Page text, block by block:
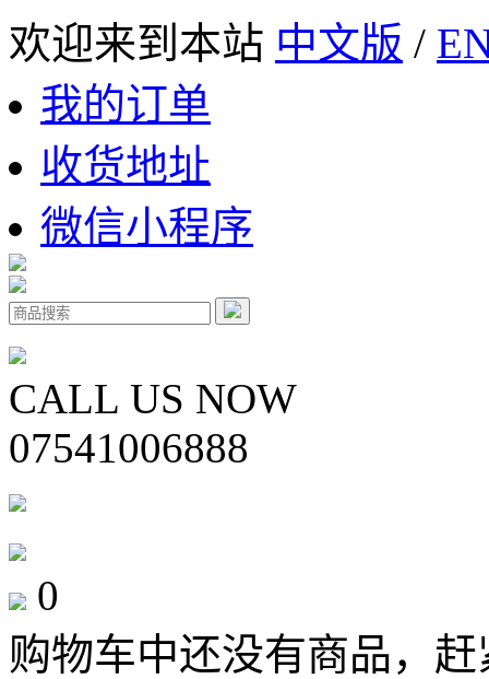
欢迎来到本站 中文版 /
我的订单
收货地址
微信小程序
CALL US NOW
07541006888
0
购物车中还没有商品，